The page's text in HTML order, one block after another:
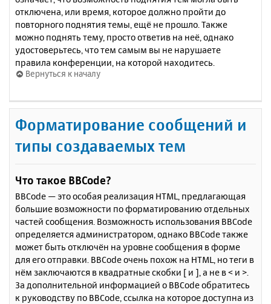
отключена, или время, которое должно пройти до
повторного поднятия темы, ещё не прошло. Также
можно поднять тему, просто ответив на неё, однако
удостоверьтесь, что тем самым вы не нарушаете
правила конференции, на которой находитесь.
Вернуться к началу
Форматирование сообщений и
типы создаваемых тем
Что такое BBCode?
BBCode — это особая реализация HTML, предлагающая
большие возможности по форматированию отдельных
частей сообщения. Возможность использования BBCode
определяется администратором, однако BBCode также
может быть отключён на уровне сообщения в форме
для его отправки. BBCode очень похож на HTML, но теги в
нём заключаются в квадратные скобки [ и ], а не в < и >.
За дополнительной информацией о BBCode обратитесь
к руководству по BBCode, ссылка на которое доступна из